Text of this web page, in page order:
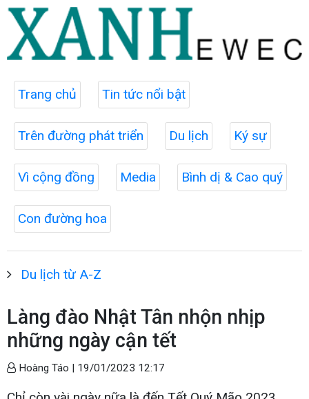
Trang chủ Tin tức nổi bật
Trên đường phát triển Du lịch Ký sự
Vì cộng đồng Media Bình dị & Cao quý
Con đường hoa
Du lịch từ A-Z
Làng đào Nhật Tân nhộn nhịp
những ngày cận tết
Hoàng Táo | 19/01/2023 12:17